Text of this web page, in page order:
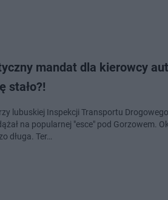
mandat dla kierowcy
stało?!
lubuskiej Inspekcji Transportu
na popularnej "esce" pod Gorzowem.
długa. Ter…